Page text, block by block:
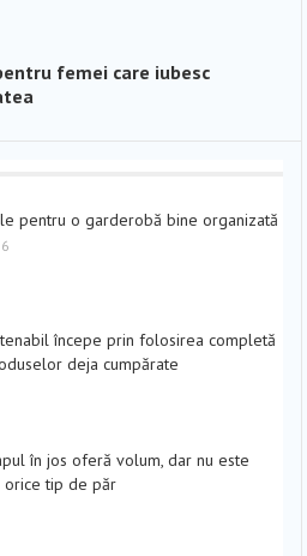
femei care iubesc
pentru o garderobă bine organizată
începe prin folosirea completă
deja cumpărate
în jos oferă volum, dar nu este
orice tip de păr